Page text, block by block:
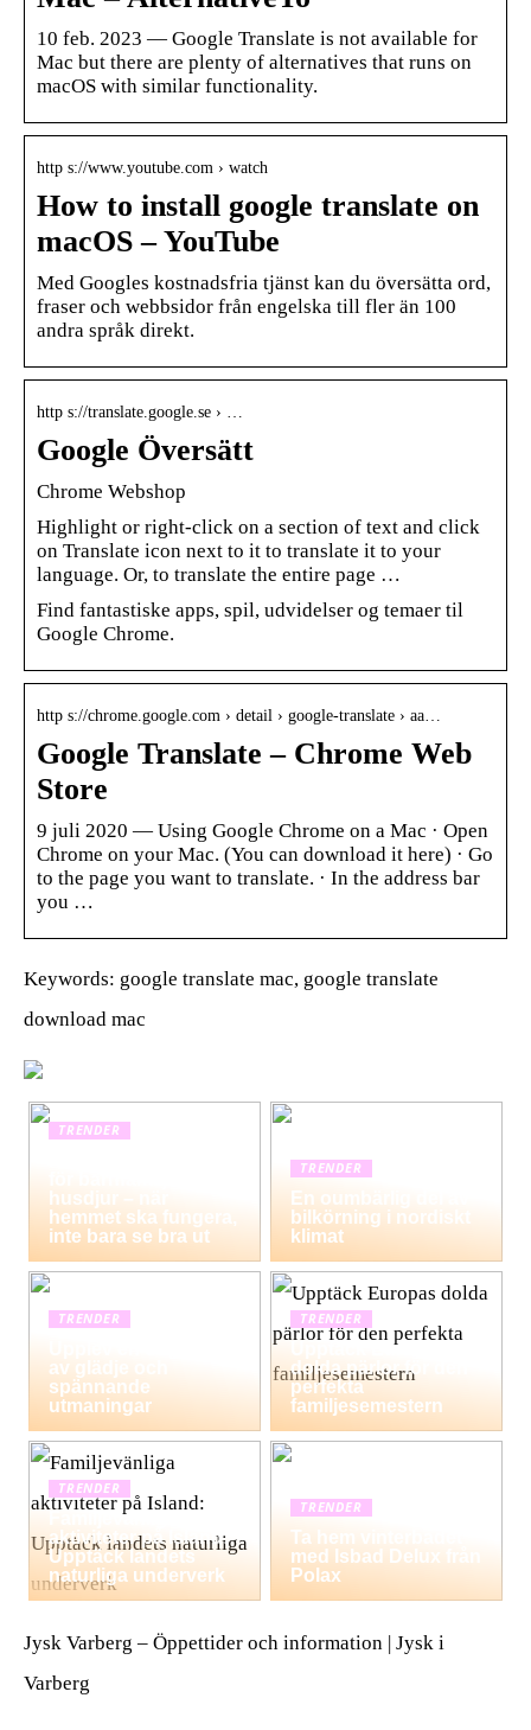
10 feb. 2023 — Google Translate is not available for
Mac but there are plenty of alternatives that runs on
macOS with similar functionality.
http s://www.youtube.com › watch
How to install google translate on
macOS – YouTube
Med Googles kostnadsfria tjänst kan du översätta ord,
fraser och webbsidor från engelska till fler än 100
andra språk direkt.
http s://translate.google.se › …
Google Översätt
Chrome Webshop
Highlight or right-click on a section of text and click
on Translate icon next to it to translate it to your
language. Or, to translate the entire page …
Find fantastiske apps, spil, udvidelser og temaer til
Google Chrome.
http s://chrome.google.com › detail › google-translate › aa…
Google Translate – Chrome Web
Store
9 juli 2020 — Using Google Chrome on a Mac · Open
Chrome on your Mac. (You can download it here) · Go
to the page you want to translate. · In the address bar
you …
Keywords: google translate mac, google translate
download mac
TRENDER
husdjur – när
hemmet ska fungera,
inte bara se bra ut
TRENDER
En oumbärlig del av
bilkörning i nordiskt
klimat
TRENDER
av glädje och
spännande
utmaningar
TRENDER
Upptäck Europas
dolda pärlor för den
perfekta
familjesemestern
TRENDER
Familjevänliga
aktiviteter på Island:
Upptäck landets
naturliga underverk
TRENDER
Ta hem vinterbadet
med Isbad Delux från
Polax
Jysk Varberg – Öppettider och information | Jysk i
Varberg